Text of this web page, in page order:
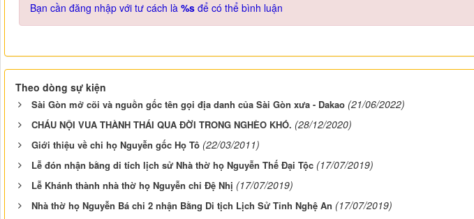
Bạn cần đăng nhập với tư cách là %s để có thể bình luận
Theo dòng sự kiện
Sài Gòn mở cõi và nguồn gốc tên gọi địa danh của Sài Gòn xưa - Dakao (21/06/2022)
CHÁU NỘI VUA THÀNH THÁI QUA ĐỜI TRONG NGHÈO KHÓ. (28/12/2020)
Giới thiệu về chi họ Nguyễn gốc Họ Tô (22/03/2011)
Lễ đón nhận bằng di tích lịch sử Nhà thờ họ Nguyễn Thế Đại Tộc (17/07/2019)
Lễ Khánh thành nhà thờ họ Nguyễn chi Đệ Nhị (17/07/2019)
Nhà thờ họ Nguyễn Bá chi 2 nhận Bằng Di tịch Lịch Sử Tỉnh Nghệ An (17/07/2019)